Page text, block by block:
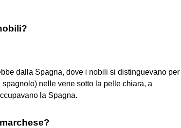
dalla Spagna, dove i nobili si distinguevano per
nelle vene sotto la pelle chiara, a
la Spagna.